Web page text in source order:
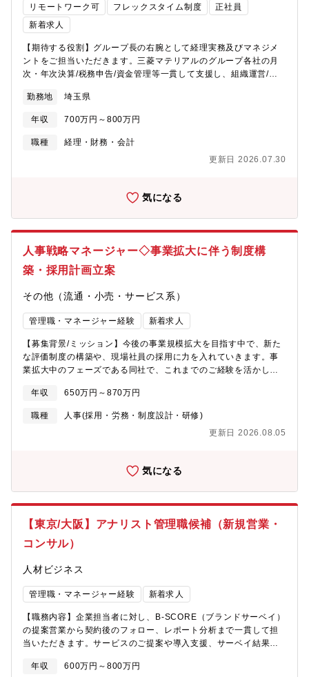
は、成長ドライバーである「ファミリーケア事業（ナニー及びベ
ビーシッター、介護、家事支援）」、事業基盤である「エデュケ
ア事業（保育・学童施設の運営）」、育成事業である「プロフェ
ッショナル事業（教育研修・調査事業」などを展開しておりま
す。同社の強みはホスピタリティが高い社員が多いこと。そして
向上心が高い社員が多く、広い視野、高い志をもち相手を思いや
ダード市場という安定した基盤のもと、何事にもめげずに、力強
しております。※2025年12月25日付で、同社初となる『ポピン
ズ統合報告書2025』を発行しております。https://ssl4.eir-
2025」概要と発行のねらいポピンズグループは、創業から38年間
本報告書では、「第２創業期」において私たちが目指す未来への
モデルがどのように社会価値と経済価値を両立させていくのか、
課題や、その源泉となる人的資本と知的資本への取組みを通じ、
当社の持続的な成長ストーリーを総合的にお伝えすることを目指
と世界が輝き、未来を変える」―――そのような信念のもとに、
に持続可能な社会の実現に向け、より一層企業価値の向上に努め
リモートワーク可 フレックスタイム制度
正社員
新着求人
【期待する役割】グループ長の右腕として経理実務及びマネジメ
ントをご担当いただきます。三菱マテリアルのグループ各社の月
次・年次決算/税務申告/資金管理等一貫して支援し、組織運営/メ
■グループ各社の月次・四半期・年次決算業務 ■税務申告書の作成
およびレビュー ■資金管理 ■メンバー(約15名)のマネジメント ■業
務フローの改善提案・進捗管理 ■親会社経理室等との折衝【組織
構成】経理SG：部下15名 会計チームとグループ会社経理チーム
等推進する役割です。【仕事の魅力】担当するグループ会社の経
理実務を経験できます。また、三菱マテリアルグループ各社の多
様な経理業務に携わることで、単一企業では得られない会計知識
やスキルを身につけられる環境です。安定した経営基盤のもと、
ワークライフバランスを大切にしながら、経理として専門性を高
め、長期的なキャリアを築くことができます。
勤務地 埼玉県
年収 700万円～800万円
職種
経理・財務・会計
更新日 2026.07.30
気になる
人事戦略マネージャー◇事業拡大に伴う制度構
築・採用計画立案
その他（流通・小売・サービス系）
管理職・マネージャー経験 新着求人
【募集背景/ミッション】今後の事業規模拡大を目指す中で、新た
な評価制度の構築や、現場社員の採用に力を入れていきます。事
業拡大中のフェーズである同社で、これまでのご経験を活かしな
務内容】経営視点を持ち、社員がモチベーション高く働ける環境
を目指して人事制度の企画・採用・研修などを担当します。特に
評価制度の立案～構築、採用戦略等を担っていただきたいと思い
ます。・等級制度・評価制度・時短制度等の立案・構築・新卒・
健康診断予約・管理・産業医・保健師面談の管理・運営【配属組
代、男性1名・女性1名30代、女性20代【同ポジションの魅力】■
入れていく予定です。そのため採用拡大に向けた短期～中長期計
画の策定や戦略立てなど今後の会社を支えるポジションとしてご
善点をもとに常に改善に向けて何らかの制度の見直しを測ってい
の根幹を支える仕組みづくりに携われるため、やりがいも非常に
プ会議に取締役が出席するなど、現場と一緒に戦略を立てる体制
が整っております。そのため、現場からの提案にも前向きに耳を
傾けてくださり、アイデアや改善案が実際の施策に反映されるこ
の意見や工夫が会社の成長に直結するやりがいのある職場です。
年収 650万円～870万円
職種
人事(採用・労務・制度設計・研修)
更新日 2026.08.05
気になる
【東京/大阪】アナリスト管理職候補（新規営業・
コンサル）
人材ビジネス
管理職・マネージャー経験 新着求人
【職務内容】企業担当者に対し、B-SCORE（ブランドサーベイ）
の提案営業から契約後のフォロー、レポート分析まで一貫して担
当いただきます。サービスのご提案や導入支援、サーベイ結果を
を支援するポジションです。ご経験やスキルに応じて、メンバー
年収 600万円～800万円